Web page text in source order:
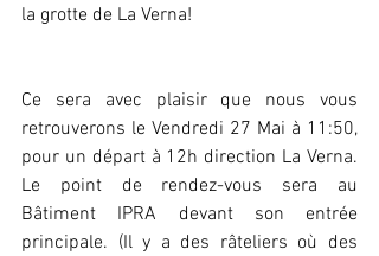
la grotte de La Verna!
Ce sera avec plaisir que nous vous
retrouverons le Vendredi 27 Mai à 11:50,
pour un départ à 12h direction La Verna.
Le point de rendez-vous sera au
Bâtiment IPRA devant son entrée
principale. (Il y a des râteliers où des